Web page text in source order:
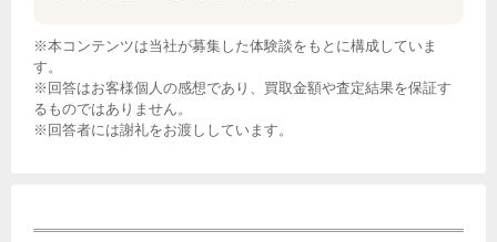
※本コンテンツは当社が募集した体験談をもとに構成していま
す。
※回答はお客様個人の感想であり、買取金額や査定結果を保証す
るものではありません。
※回答者には謝礼をお渡ししています。